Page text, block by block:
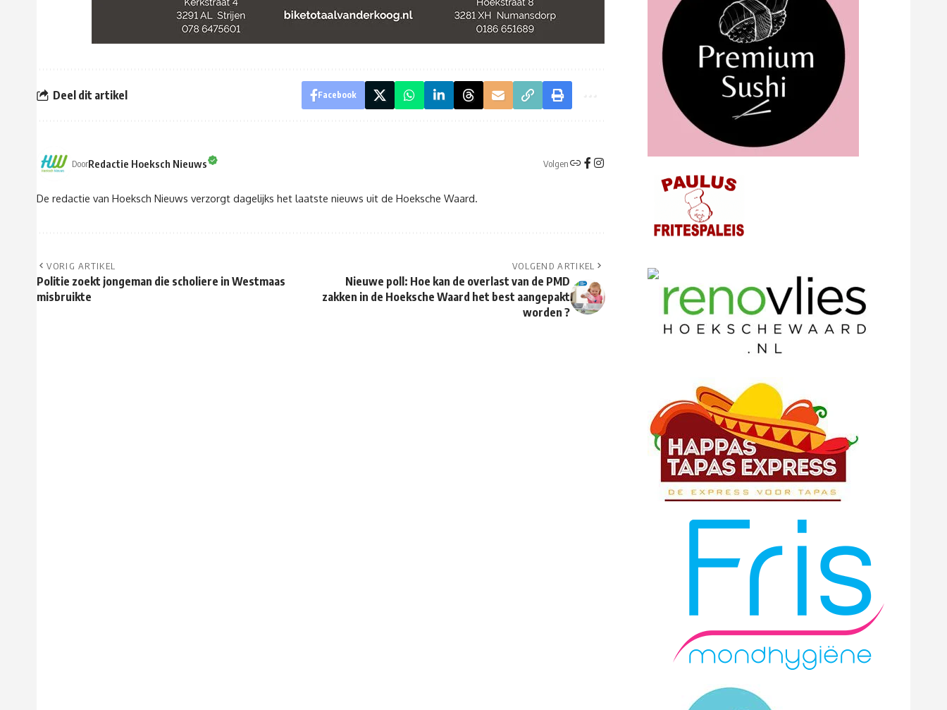
Deel dit artikel Facebook
DoorRedactie Hoeksch Nieuws Volgen
De redactie van Hoeksch Nieuws verzorgt dagelijks het laatste nieuws uit de Hoeksche Waard.
VORIG ARTIKEL
Politie zoekt jongeman die scholiere in Westmaas
misbruikte
VOLGEND ARTIKEL
Nieuwe poll: Hoe kan de overlast van de PMD
zakken in de Hoeksche Waard het best aangepakt
worden ?